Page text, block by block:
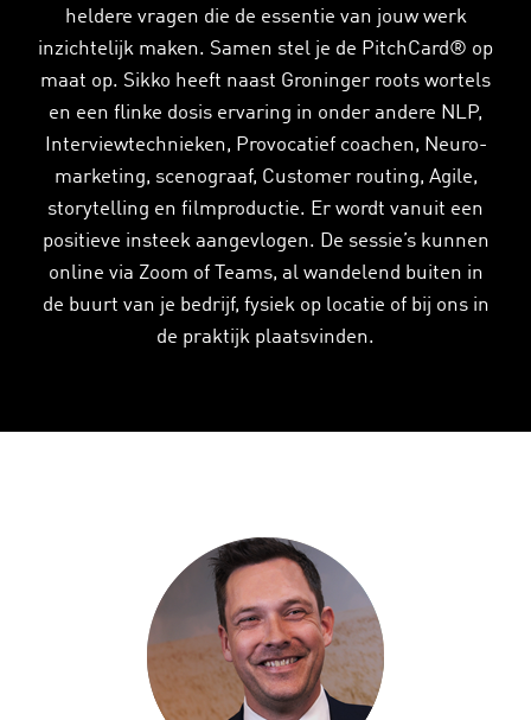
heldere vragen die de essentie van jouw werk
inzichtelijk maken. Samen stel je de PitchCard® op
maat op. Sikko heeft naast Groninger roots wortels
en een flinke dosis ervaring in onder andere NLP,
Interviewtechnieken, Provocatief coachen, Neuro-
marketing, scenograaf, Customer routing, Agile,
storytelling en filmproductie. Er wordt vanuit een
positieve insteek aangevlogen. De sessie’s kunnen
online via Zoom of Teams, al wandelend buiten in
de buurt van je bedrijf, fysiek op locatie of bij ons in
de praktijk plaatsvinden.